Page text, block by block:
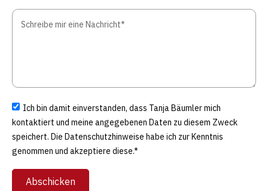
Ich bin damit einverstanden, dass Tanja Bäumler mich
kontaktiert und meine angegebenen Daten zu diesem Zweck
speichert. Die Datenschutzhinweise habe ich zur Kenntnis
genommen und akzeptiere diese.*
Abschicken